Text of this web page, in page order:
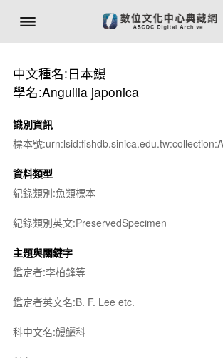
中文種名:日本鰻
學名:Anguilla japonica
識別資訊
標本號
資料類型
紀錄類別:魚類標本
紀錄類別英文:PreservedSpecimen
主題與關鍵字
鑑定者:李柏鋒等
鑑定者英文名:B. F. Lee etc.
科中文名:鰻鱺科